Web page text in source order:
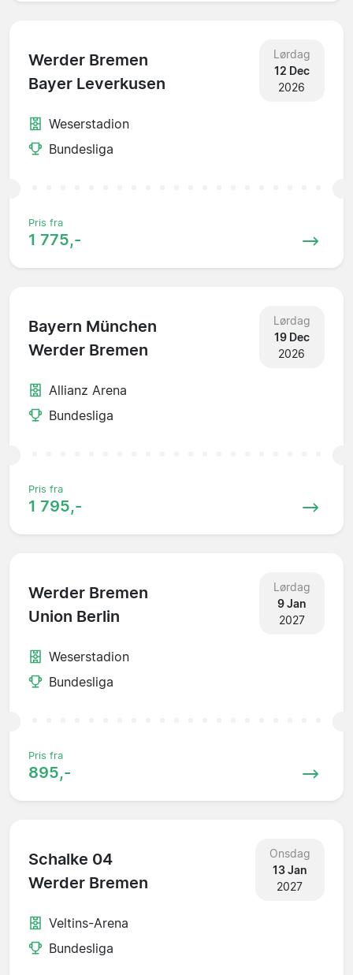
Werder Bremen
Bayer Leverkusen
Lørdag
12 Dec
2026
Weserstadion
Bundesliga
Pris fra
1 775,-
Bayern München
Werder Bremen
Lørdag
19 Dec
2026
Allianz Arena
Bundesliga
Pris fra
1 795,-
Werder Bremen
Union Berlin
Lørdag
9 Jan
2027
Weserstadion
Bundesliga
Pris fra
895,-
Schalke 04
Werder Bremen
Onsdag
13 Jan
2027
Veltins-Arena
Bundesliga